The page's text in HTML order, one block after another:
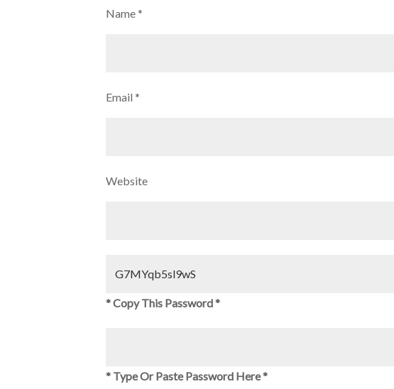
Name*
Email*
Website
* Copy This Password *
* Type Or Paste Password Here *